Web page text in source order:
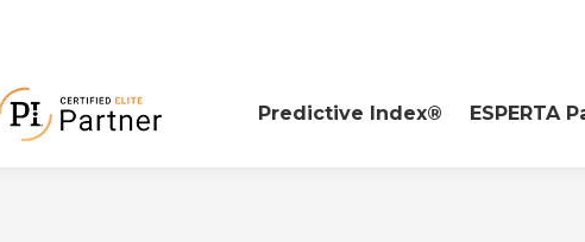
Predictive Index® ESPERTA